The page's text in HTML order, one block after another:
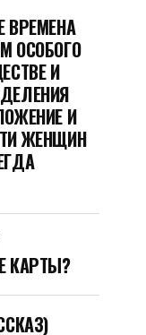
ОСОБОГО
И
И
ЖЕНЩИН
КАРТЫ?